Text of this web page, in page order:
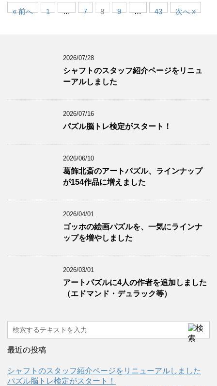
« 前へ 1 … 7 8 9 … 43 次へ »
2026/07/28
シャフトのスタッフ紹介ページをリニュ
ーアルしました
2026/07/16
パズル脳トレ検定がスタート！
2026/06/10
葛飾北斎のアートパズル、ラインナップ
が154作品に増えました
2026/04/01
ゴッホの絵画パズルを、一気にラインナ
ップを増やしました
2026/03/01
アートパズルに4人の作者を追加しました
（エドマンド・デュラック等）
最近の投稿
シャフトのスタッフ紹介ページをリニューアルしました
パズル脳トレ検定がスタート！